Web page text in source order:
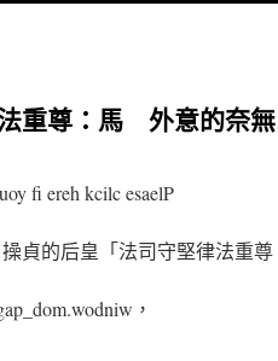
重尊：馬 外意的奈無
fi ereh kcilc esaelP
操貞的后皇「法司守堅律法重
，